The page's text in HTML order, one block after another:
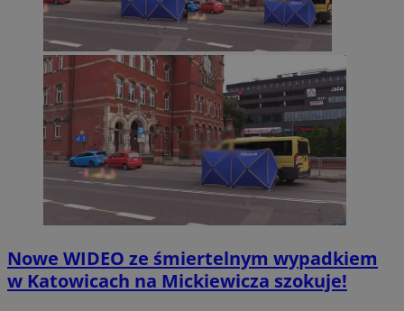
Nowe WIDEO ze śmiertelnym wypadkiem
w Katowicach na Mickiewicza szokuje!